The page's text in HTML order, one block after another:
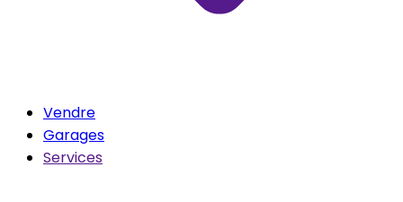
Vendre
Garages
Services